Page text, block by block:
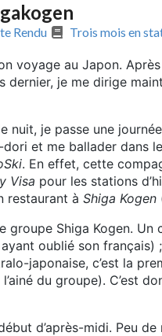
Rendu Trois mois en
voyage au Japon.
dernier, je me dirige
nuit, je passe une
et me ballader dans
. En effet, cette
Visa pour les stations
restaurant à Shiga Kogen
groupe Shiga Kogen.
oublié son français)
japonaise, c’est la
du groupe). C’est
d’après-midi. Peu